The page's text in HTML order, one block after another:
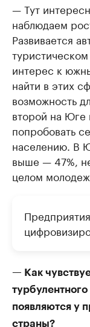
— Тут
наблюдаем
Развивается
интерес к
найти в этих
возможность
второй на Юге
попробовать
населению. В
выше — 47%,
целом
— Как
появляются у
страны?